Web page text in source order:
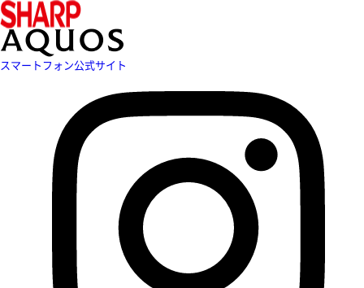
スマートフォン公式サイト